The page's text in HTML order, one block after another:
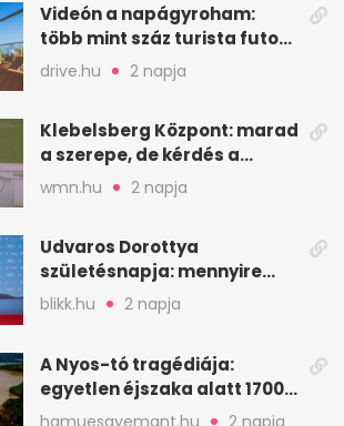
Videón a napágyroham:
több mint száz turista futott
a helyekért Tenerifén
drive.hu 2 napja
Klebelsberg Központ: marad
a szerepe, de kérdés a
hitelessége
wmn.hu 2 napja
Udvaros Dorottya
születésnapja: mennyire
ismered a filmszerepeit?
blikk.hu 2 napja
A Nyos-tó tragédiája:
egyetlen éjszaka alatt 1700
ember halt meg
hamuesgyemant.hu 2 napja